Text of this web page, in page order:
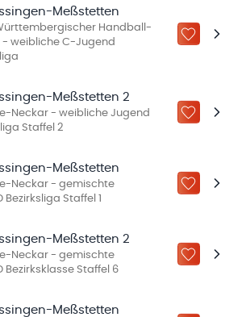
Meßstetten
Handball-
- weibliche C-Jugend
ZU „MEINE
Meßstetten 2
Neckar - weibliche Jugend
Staffel 2
ZU „MEINE
Meßstetten
Neckar - gemischte
Bezirksliga Staffel 1
ZU „MEINE
Meßstetten 2
Neckar - gemischte
Bezirksklasse Staffel 6
ZU „MEINE
Meßstetten